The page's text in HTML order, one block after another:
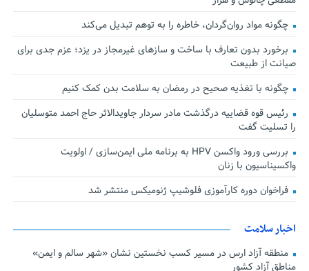
چگونه مواد روان‌گردان، خاطره را به توهم تبدیل می‌کند
برخورد بدون تعارف با ساخت‌ و سازهای غیرمجاز در یزد؛ عزم جدی برای
صیانت از طبیعت
چگونه با تغذیه صحیح در رمضان به سلامت بدن کمک کنیم
رئیس قوه قضاییه درگذشت مادر سردار جاویدالاثر حاج احمد متوسلیان
را تسلیت گفت
بررسی ورود واکسن HPV به برنامه ملی ایمن‌سازی / اولویت
واکسیناسیون با زنان
فراخوان دوره کارآموزی فلوشیپ ژنومیکس منتشر شد
اخبار سلامت
منطقه آزاد ارس در مسیر کسب نخستین نشان «شهر سالم و ایمن»
مناطق آزاد کشور